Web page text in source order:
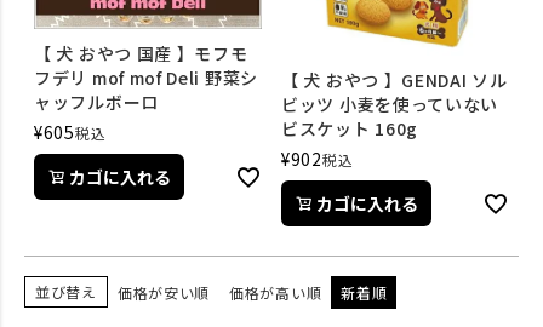
【 犬 おやつ 国産 】モフモ
フデリ mof mof Deli 野菜シ
ャッフルボーロ
¥605税込
カゴに入れる
【 犬 おやつ 】GENDAI ソル
ビッツ 小麦を使っていない
ビスケット 160g
¥902税込
カゴに入れる
並び替え 価格が安い順 価格が高い順 新着順